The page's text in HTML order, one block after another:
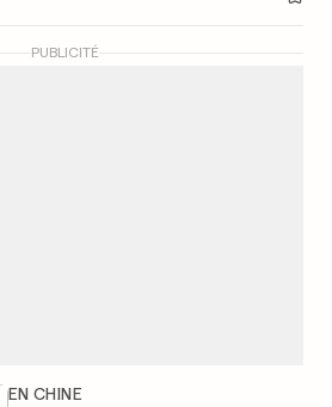
EN CHINE
PUBLICITÉ